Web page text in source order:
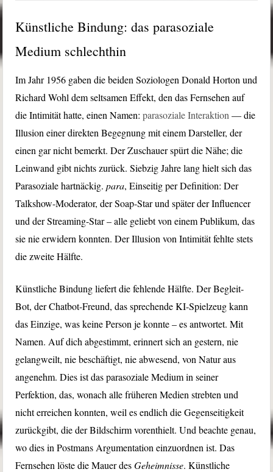
Künstliche Bindung: das parasoziale
Medium schlechthin
Im Jahr 1956 gaben die beiden Soziologen Donald Horton und
Richard Wohl dem seltsamen Effekt, den das Fernsehen auf
die Intimität hatte, einen Namen:parasoziale Interaktion — die
Illusion einer direkten Begegnung mit einem Darsteller, der
einen gar nicht bemerkt. Der Zuschauer spürt die Nähe; die
Leinwand gibt nichts zurück. Siebzig Jahre lang hielt sich das
Parasoziale hartnäckig.para, Einseitig per Definition: Der
Talkshow-Moderator, der Soap-Star und später der Influencer
und der Streaming-Star – alle geliebt von einem Publikum, das
sie nie erwidern konnten. Der Illusion von Intimität fehlte stets
die zweite Hälfte.
Künstliche Bindung liefert die fehlende Hälfte. Der Begleit-
Bot, der Chatbot-Freund, das sprechende KI-Spielzeug kann
das Einzige, was keine Person je konnte – es antwortet. Mit
Namen. Auf dich abgestimmt, erinnert sich an gestern, nie
gelangweilt, nie beschäftigt, nie abwesend, von Natur aus
angenehm. Dies ist das parasoziale Medium in seiner
Perfektion, das, wonach alle früheren Medien strebten und
nicht erreichen konnten, weil es endlich die Gegenseitigkeit
zurückgibt, die der Bildschirm vorenthielt. Und beachte genau,
wo dies in Postmans Argumentation einzuordnen ist. Das
Fernsehen löste die Mauer desGeheimnisse. Künstliche